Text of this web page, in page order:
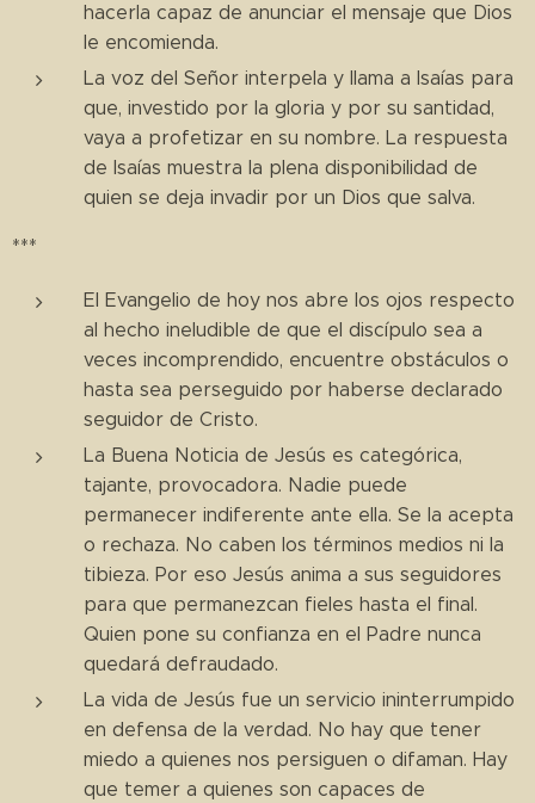
hacerla capaz de anunciar el mensaje que Dios
le encomienda.
La voz del Señor interpela y llama a Isaías para
que, investido por la gloria y por su santidad,
vaya a profetizar en su nombre. La respuesta
de Isaías muestra la plena disponibilidad de
quien se deja invadir por un Dios que salva.
***
El Evangelio de hoy nos abre los ojos respecto
al hecho ineludible de que el discípulo sea a
veces incomprendido, encuentre obstáculos o
hasta sea perseguido por haberse declarado
seguidor de Cristo.
La Buena Noticia de Jesús es categórica,
tajante, provocadora. Nadie puede
permanecer indiferente ante ella. Se la acepta
o rechaza. No caben los términos medios ni la
tibieza. Por eso Jesús anima a sus seguidores
para que permanezcan fieles hasta el final.
Quien pone su confianza en el Padre nunca
quedará defraudado.
La vida de Jesús fue un servicio ininterrumpido
en defensa de la verdad. No hay que tener
miedo a quienes nos persiguen o difaman. Hay
que temer a quienes son capaces de